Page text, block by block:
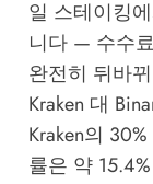
일 스테이킹
니다 — 수수
완전히 뒤바
Kraken 대
Kraken의
률은 약